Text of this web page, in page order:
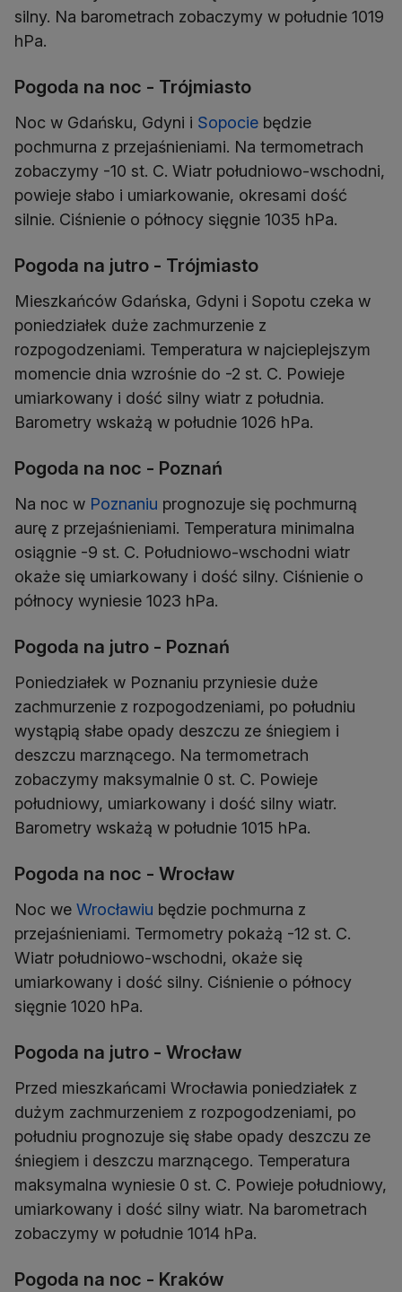
silny. Na barometrach zobaczymy w południe 1019
hPa.
Pogoda na noc - Trójmiasto
Noc w Gdańsku, Gdyni i Sopocie będzie
pochmurna z przejaśnieniami. Na termometrach
zobaczymy -10 st. C. Wiatr południowo-wschodni,
powieje słabo i umiarkowanie, okresami dość
silnie. Ciśnienie o północy sięgnie 1035 hPa.
Pogoda na jutro - Trójmiasto
Mieszkańców Gdańska, Gdyni i Sopotu czeka w
poniedziałek duże zachmurzenie z
rozpogodzeniami. Temperatura w najcieplejszym
momencie dnia wzrośnie do -2 st. C. Powieje
umiarkowany i dość silny wiatr z południa.
Barometry wskażą w południe 1026 hPa.
Pogoda na noc - Poznań
Na noc w Poznaniu prognozuje się pochmurną
aurę z przejaśnieniami. Temperatura minimalna
osiągnie -9 st. C. Południowo-wschodni wiatr
okaże się umiarkowany i dość silny. Ciśnienie o
północy wyniesie 1023 hPa.
Pogoda na jutro - Poznań
Poniedziałek w Poznaniu przyniesie duże
zachmurzenie z rozpogodzeniami, po południu
wystąpią słabe opady deszczu ze śniegiem i
deszczu marznącego. Na termometrach
zobaczymy maksymalnie 0 st. C. Powieje
południowy, umiarkowany i dość silny wiatr.
Barometry wskażą w południe 1015 hPa.
Pogoda na noc - Wrocław
Noc we Wrocławiu będzie pochmurna z
przejaśnieniami. Termometry pokażą -12 st. C.
Wiatr południowo-wschodni, okaże się
umiarkowany i dość silny. Ciśnienie o północy
sięgnie 1020 hPa.
Pogoda na jutro - Wrocław
Przed mieszkańcami Wrocławia poniedziałek z
dużym zachmurzeniem z rozpogodzeniami, po
południu prognozuje się słabe opady deszczu ze
śniegiem i deszczu marznącego. Temperatura
maksymalna wyniesie 0 st. C. Powieje południowy,
umiarkowany i dość silny wiatr. Na barometrach
zobaczymy w południe 1014 hPa.
Pogoda na noc - Kraków